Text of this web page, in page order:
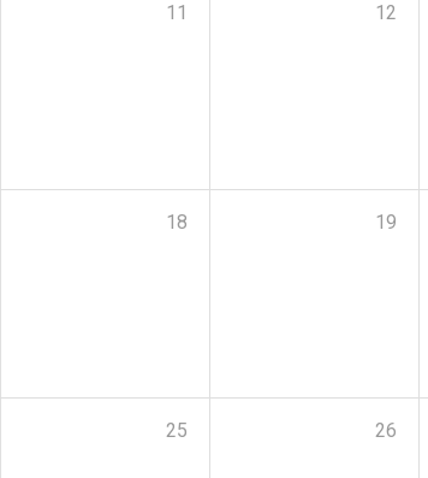
11 12
18 19
25 26